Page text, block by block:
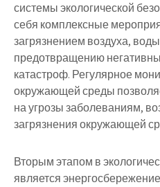
системы экологической
себя комплексные
загрязнением воздуха,
предотвращению
катастроф. Регулярное
окружающей среды
на угрозы заболеваниям,
загрязнения окружающей
Вторым этапом в
является